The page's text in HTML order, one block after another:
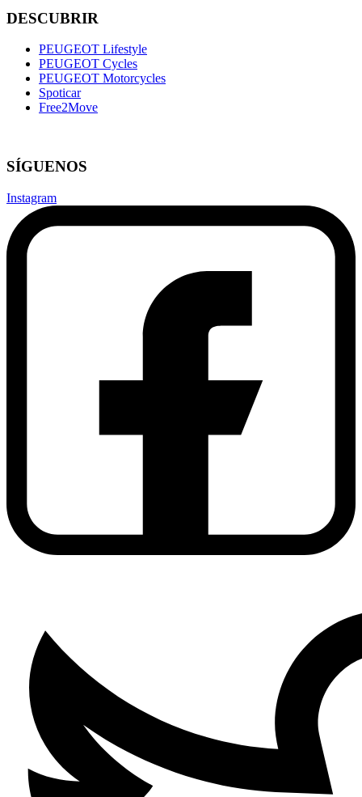
DESCUBRIR
PEUGEOT Lifestyle
PEUGEOT Cycles
PEUGEOT Motorcycles
Spoticar
Free2Move
SÍGUENOS
Instagram